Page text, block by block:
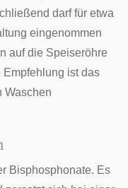
darf für etwa
eingenommen
auf die Speiseröhre
Empfehlung ist das
Waschen
Bisphosphonate. Es